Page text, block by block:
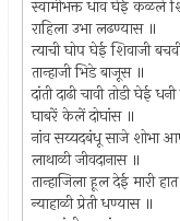
स्वामीभक्त धाव घेई कळले
राहिला उभा लढण्यास ॥
त्याची घोप घेई शिवाजी
तान्हाजी भिडे बाजूस ॥
दांती दाढी चावी तोडी घेई
घाबरें केलें दोघांस ॥
नांव सय्यदबंधू साजे शोभा
लाथाळी जीवदानास ॥
तान्हाजिला हूल देई मारी
न्याहाळी प्रेती धण्यास ॥